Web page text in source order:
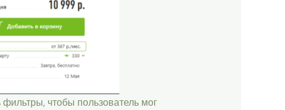
чтобы пользователь мог